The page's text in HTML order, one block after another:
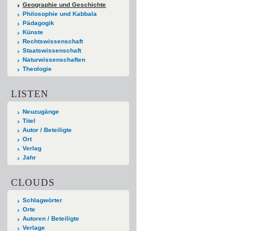
Geographie und Geschichte
Philosophie und Kabbala
Pädagogik
Künste
Rechtswissenschaft
Staatswissenschaft
Naturwissenschaften
Theologie
LISTEN
Neuzugänge
Titel
Autor / Beteiligte
Ort
Verlag
Jahr
CLOUDS
Schlagwörter
Orte
Autoren / Beteiligte
Verlage